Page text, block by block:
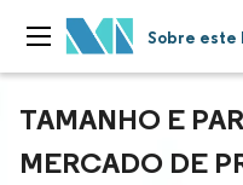
Sobre este
TAMANHO E
MERCADO DE